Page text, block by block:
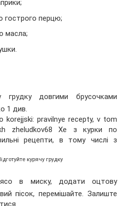
гострого перцю;
масла;
грудку довгими брусочками
1 див.
курячу грудку
в миску, додати оцтову
пісок, перемішайте. Залиште